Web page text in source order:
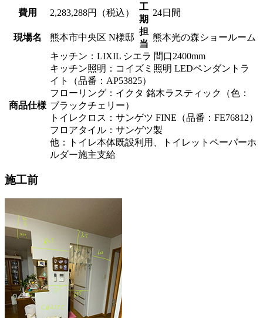
費用 2,283,288円（税込）
工
期
24日間
現場名 熊本市中央区 N様邸
担
当
熊本光の森ショールーム
商品仕様
キッチン：LIXIL シエラ 間口2400mm
キッチン照明：コイズミ照明 LEDペンダントラ
イト（品番：AP53825）
フローリング：イクタ 銘木ラスティック（色：
ブラックチェリー）
トイレクロス：サンゲツ FINE（品番：FE76812）
フロアタイル：サンゲツ製
他：トイレ本体既設利用、トイレットペーパーホ
ルダー施主支給
施工前